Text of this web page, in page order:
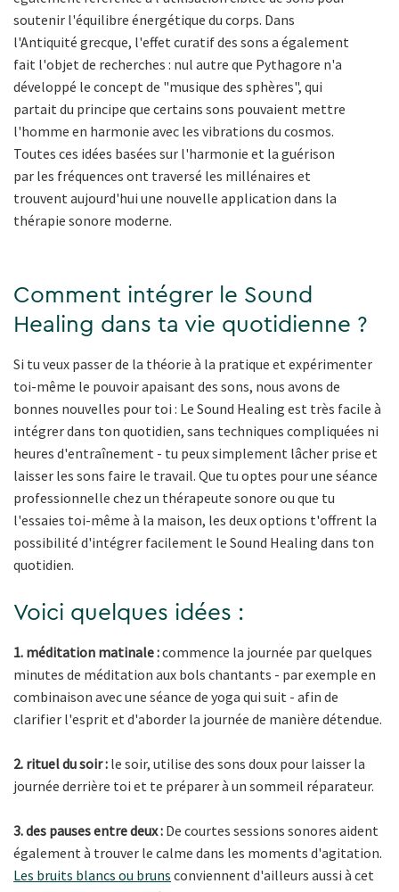
soutenir l'équilibre énergétique du corps. Dans
l'Antiquité grecque, l'effet curatif des sons a également
fait l'objet de recherches : nul autre que Pythagore n'a
développé le concept de "musique des sphères", qui
partait du principe que certains sons pouvaient mettre
l'homme en harmonie avec les vibrations du cosmos.
Toutes ces idées basées sur l'harmonie et la guérison
par les fréquences ont traversé les millénaires et
trouvent aujourd'hui une nouvelle application dans la
thérapie sonore moderne.
Comment intégrer le Sound
Healing dans ta vie quotidienne ?
Si tu veux passer de la théorie à la pratique et expérimenter
toi-même le pouvoir apaisant des sons, nous avons de
bonnes nouvelles pour toi : Le Sound Healing est très facile à
intégrer dans ton quotidien, sans techniques compliquées ni
heures d'entraînement - tu peux simplement lâcher prise et
laisser les sons faire le travail. Que tu optes pour une séance
professionnelle chez un thérapeute sonore ou que tu
l'essaies toi-même à la maison, les deux options t'offrent la
possibilité d'intégrer facilement le Sound Healing dans ton
quotidien.
Voici quelques idées :
1. méditation matinale :commence la journée par quelques
minutes de méditation aux bols chantants - par exemple en
combinaison avec une séance de yoga qui suit - afin de
clarifier l'esprit et d'aborder la journée de manière détendue.
2. rituel du soir : le soir, utilise des sons doux pour laisser la
journée derrière toi et te préparer à un sommeil réparateur.
3. des pauses entre deux : De courtes sessions sonores aident
également à trouver le calme dans les moments d'agitation.
Les bruits blancs ou bruns conviennent d'ailleurs aussi à cet